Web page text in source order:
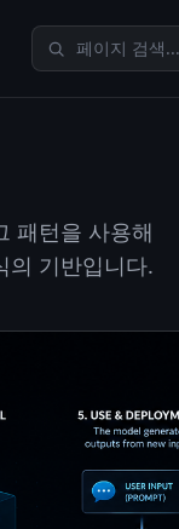
TheAIMeters 검색
패턴을 사용해
의 기반입니다.